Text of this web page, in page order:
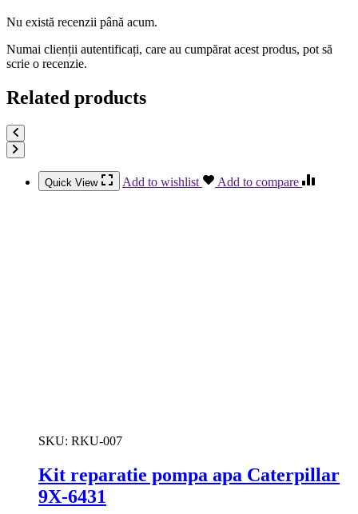
Nu există recenzii până acum.
Numai clienții autentificați, care au cumpărat acest produs, pot să
scrie o recenzie.
Related products
Quick View Add to wishlist Add to compare
SKU: RKU-007
Kit reparatie pompa apa Caterpillar
9X-6431